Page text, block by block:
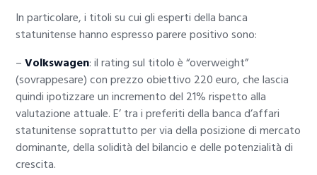
In particolare, i titoli su cui gli esperti della banca
statunitense hanno espresso parere positivo sono:
–Volkswagen: il rating sul titolo è “overweight”
(sovrappesare) con prezzo obiettivo 220 euro, che lascia
quindi ipotizzare un incremento del 21% rispetto alla
valutazione attuale. E’ tra i preferiti della banca d’affari
statunitense soprattutto per via della posizione di mercato
dominante, della solidità del bilancio e delle potenzialità di
crescita.